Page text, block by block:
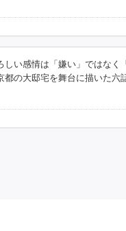
い感情は「嫌い」ではなく
の大邸宅を舞台に描いた六